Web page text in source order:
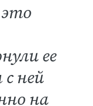
ее
ней
на